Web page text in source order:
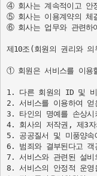
④ 회사는 계속적이고 안
⑤ 회사는 이용계약의 체
⑥ 회사는 업무와 관련하
제10조(회원의 권리와 의
① 회원은 서비스를 이용
1. 다른 회원의 ID 및 비
2. 서비스를 이용하여
3. 타인의 명예를 손상시
4. 회사의 저작권, 제3자
5. 공공질서 및 미풍양
6. 범죄와 결부된다고 객
7. 서비스와 관련된 설비
8. 서비스의 안정적 운영